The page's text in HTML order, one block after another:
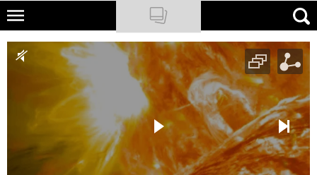
Skip
main
NATIONAL GEOGRAPHIC
PODCASTY